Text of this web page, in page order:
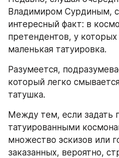
Владимиром Сурдиным, с
интересный факт: в
претендентов, у
маленькая татуировка.
Разумеется,
который легко
татушка.
Между тем, если задать
татуированными
множество эскизов или
заказанных, вероятно,